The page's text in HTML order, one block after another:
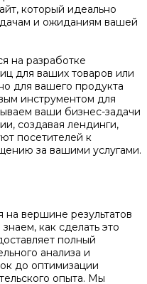
который идеально
и ожиданиям вашей
на разработке
для ваших товаров или
для вашего продукта
инструментом для
ваши бизнес-задачи
создавая лендинги,
посетителей к
за вашими услугами.
на вершине результатов
как сделать это
полный
анализа и
до оптимизации
опыта. Мы